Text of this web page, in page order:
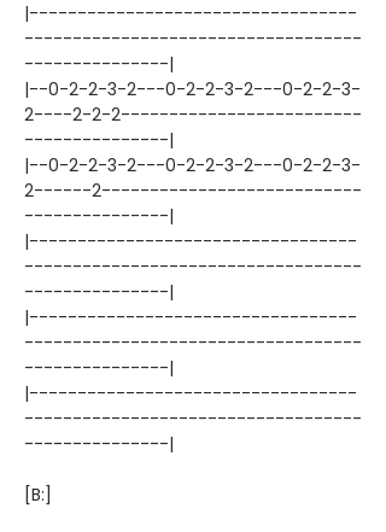
|----------------------------------
-----------------------------------
---------------|
|--0-2-2-3-2---0-2-2-3-2---0-2-2-3-
2----2-2-2-------------------------
---------------|
|--0-2-2-3-2---0-2-2-3-2---0-2-2-3-
2------2---------------------------
---------------|
|----------------------------------
-----------------------------------
---------------|
|----------------------------------
-----------------------------------
---------------|
|----------------------------------
-----------------------------------
---------------|
[B:]